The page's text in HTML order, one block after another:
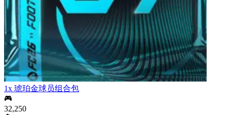
1x 琥珀金球员组合包
32,250